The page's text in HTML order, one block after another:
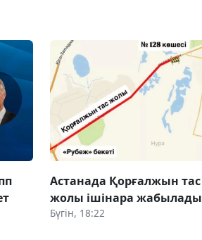
Астанада Қорғалжын тас
жолы ішінара жабылады
Бүгін, 18:22